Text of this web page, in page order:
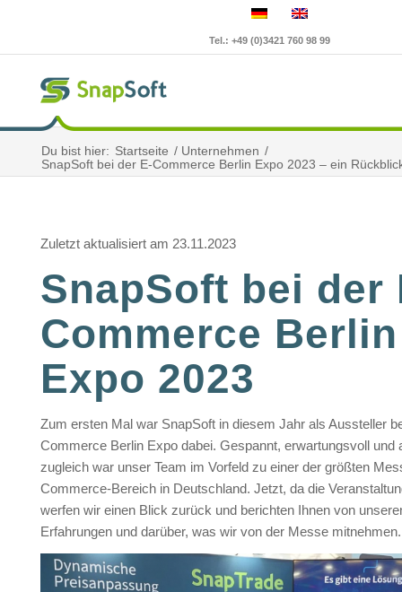
Tel.: +49 (0)3421 760 98 99
Du bist hier: Startseite / Unternehmen /
SnapSoft bei der E-Commerce Berlin Expo 2023 – ein
Zuletzt aktualisiert am 23.11.2023
SnapSoft bei der
Commerce Berlin
Expo 2023
Zum ersten Mal war SnapSoft in diesem Jahr als Aussteller
Commerce Berlin Expo dabei. Gespannt, erwartungsvoll und
zugleich war unser Team im Vorfeld zu einer der größten
Commerce-Bereich in Deutschland. Jetzt, da die
werfen wir einen Blick zurück und berichten Ihnen von
Erfahrungen und darüber, was wir von der Messe mitnehmen.